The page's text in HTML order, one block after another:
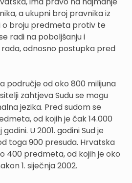
a ukupni broj pravnika iz
o broju predmeta protiv te
radi na poboljšanju i
odnosno postupka pred
područje od oko 800 milijuna
zahtjeva Sudu se mogu
jezika. Pred sudom se
od kojih je čak 14.000
U 2001. godini Sud je
toga 900 presuda. Hrvatska
400 predmeta, od kojih je oko
1. siječnja 2002.